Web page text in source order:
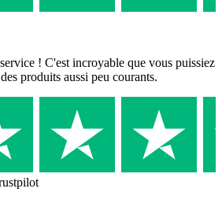
! C'est incroyable que vous puissiez
produits aussi peu courants.